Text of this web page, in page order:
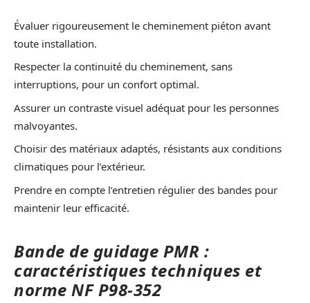
Évaluer rigoureusement le cheminement piéton avant
toute installation.
Respecter la continuité du cheminement, sans
interruptions, pour un confort optimal.
Assurer un contraste visuel adéquat pour les personnes
malvoyantes.
Choisir des matériaux adaptés, résistants aux conditions
climatiques pour l’extérieur.
Prendre en compte l’entretien régulier des bandes pour
maintenir leur efficacité.
Bande de guidage PMR :
caractéristiques techniques et
norme NF P98-352